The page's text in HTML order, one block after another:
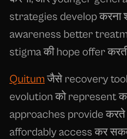
strategies develop करना
awareness better
stigma की hope offer
Quitumजैसे recovery
evolution को represent
approaches provide
affordably access कर